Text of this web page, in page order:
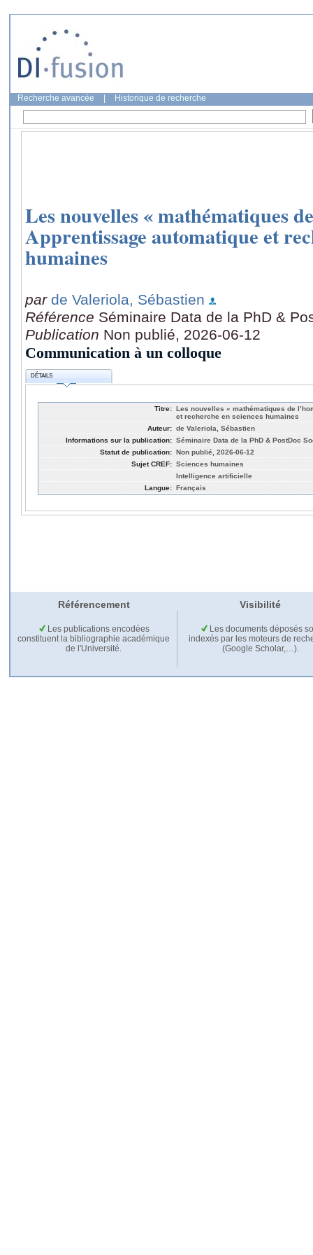
Recherche avancée Historique de recherche
Les nouvelles « mathématiques
Apprentissage automatique et
humaines
par de Valeriola, Sébastien
Référence Séminaire Data de la PhD &
Publication Non publié, 2026-06-12
Communication à un colloque
DÉTAILS
Titre: Les nouvelles « mathématiques de
et recherche en sciences humaines
Auteur: de Valeriola, Sébastien
Informations sur la publication: Séminaire Data de la PhD & PostDoc
Statut de publication: Non publié, 2026-06-12
Sujet CREF: Sciences humaines
Intelligence artificielle
Langue: Français
Référencement Visibilité
Les publications encodées
constituent la bibliographie académique
de l'Université.
Les documents déposés
indexés par les moteurs de
(Google Scholar,…).